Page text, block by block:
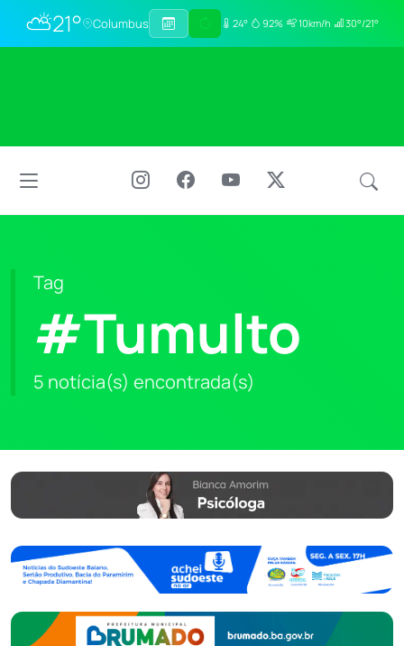
⛅21° Columbus 24° 92% 10km/h 30°/21°
Tag
#Tumulto
5 notícia(s) encontrada(s)